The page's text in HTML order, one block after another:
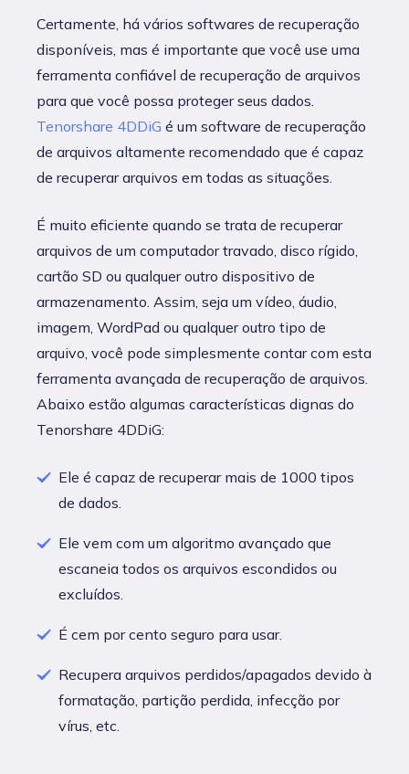
Certamente, há vários softwares de recuperação
disponíveis, mas é importante que você use uma
ferramenta confiável de recuperação de arquivos
para que você possa proteger seus dados.
Tenorshare 4DDiG é um software de recuperação
de arquivos altamente recomendado que é capaz
de recuperar arquivos em todas as situações.
É muito eficiente quando se trata de recuperar
arquivos de um computador travado, disco rígido,
cartão SD ou qualquer outro dispositivo de
armazenamento. Assim, seja um vídeo, áudio,
imagem, WordPad ou qualquer outro tipo de
arquivo, você pode simplesmente contar com esta
ferramenta avançada de recuperação de arquivos.
Abaixo estão algumas características dignas do
Tenorshare 4DDiG:
Ele é capaz de recuperar mais de 1000 tipos
de dados.
Ele vem com um algoritmo avançado que
escaneia todos os arquivos escondidos ou
excluídos.
É cem por cento seguro para usar.
Recupera arquivos perdidos/apagados devido à
formatação, partição perdida, infecção por
vírus, etc.